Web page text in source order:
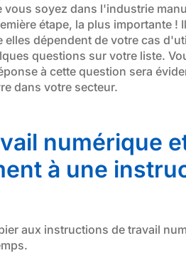
soyez dans l'industrie
étape, la plus importante !
dépendent de votre cas
questions sur votre liste.
à cette question sera
dans votre secteur.
numérique
à une
aux instructions de travail